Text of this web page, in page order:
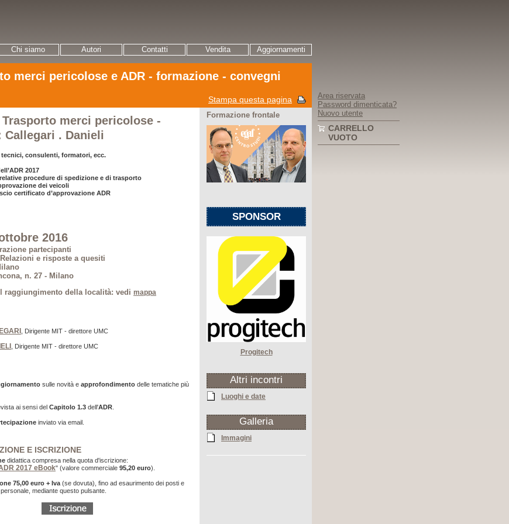
Chi siamo Autori Contatti Vendita Aggiornamenti
merci pericolose e ADR - formazione - convegni
Stampa questa pagina
Trasporto merci pericolose -
Callegari . Danieli
consulenti, formatori, ecc.
2017
procedure di spedizione e di trasporto
dei veicoli
certificato d’approvazione ADR
2016
partecipanti
e risposte a quesiti
n. 27 - Milano
raggiungimento della località: vedi mappa
, Dirigente MIT - direttore UMC
, Dirigente MIT - direttore UMC
sulle novità e approfondimento delle tematiche più
ai sensi del Capitolo 1.3 dell'ADR
inviato via email.
E ISCRIZIONE
didattica compresa nella quota d'iscrizione:
2017 eBook" (valore commerciale 95,20 euro).
75,00 euro + Iva (se dovuta), fino ad esaurimento dei posti e
mediante questo pulsante.
Formazione frontale
SPONSOR
Progitech
Altri incontri
Luoghi e date
Galleria
Immagini
Area riservata
Password dimenticata?
Nuovo utente
CARRELLO
VUOTO